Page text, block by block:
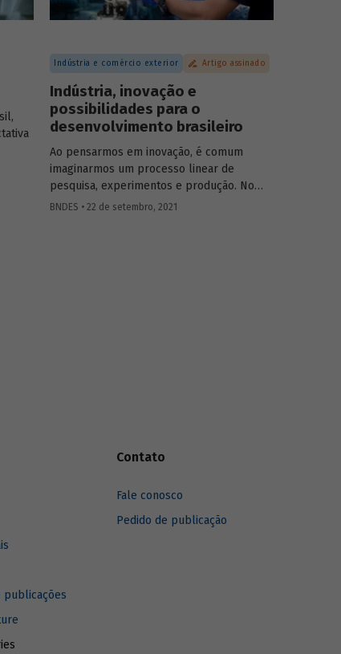
Indústria e comércio exterior Artigo assinado
Indústria, inovação e
possibilidades para o
desenvolvimento brasileiro
Ao pensarmos em inovação, é comum
imaginarmos um processo linear de
pesquisa, experimentos e produção. No
entanto, o processo de inovação depende
BNDES • 22 de setembro, 2021
publicações
Contato
Fale conosco
Pedido de publicação